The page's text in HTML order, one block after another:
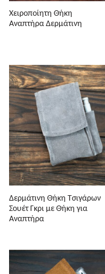
Χειροποίητη Θήκη
Αναπτήρα Δερμάτινη
Δερμάτινη Θήκη Τσιγάρων
Σουέτ Γκρι με Θήκη για
Αναπτήρα